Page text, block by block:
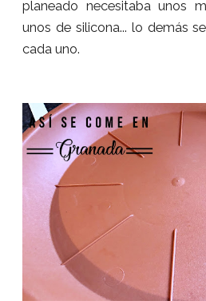
planeado necesitaba unos
unos de silicona... lo demás
cada uno.